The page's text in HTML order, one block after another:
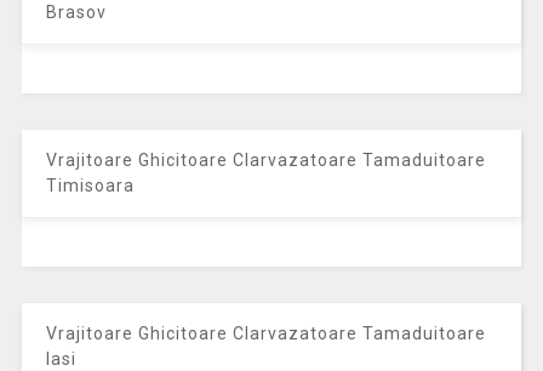
Brasov
Vrajitoare Ghicitoare Clarvazatoare Tamaduitoare
Timisoara
Vrajitoare Ghicitoare Clarvazatoare Tamaduitoare
Iasi